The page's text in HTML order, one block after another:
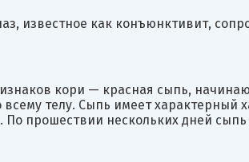
известное как конъюнктивит,
кори — красная сыпь,
телу. Сыпь имеет
прошествии нескольких дней сыпь